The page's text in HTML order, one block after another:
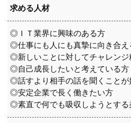
求める人材
◎ＩＴ業界に興味のある方
◎仕事にも人にも真摯に向き合え
◎新しいことに対してチャレンジ
◎自己成長したいと考えている方
◎話すより相手の話を聞くことが
◎安定企業で長く働きたい方
◎素直で何でも吸収しようとする